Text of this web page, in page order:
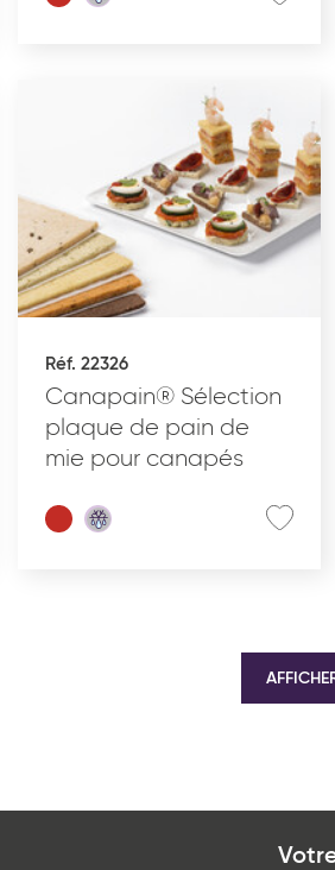
Réf. 22326
Canapain® Sélection
plaque de pain de
mie pour canapés